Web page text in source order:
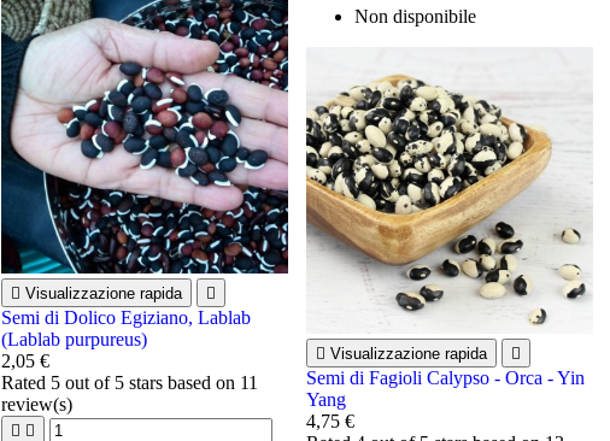
 Visualizzazione rapida 
Semi di Dolico Egiziano, Lablab
(Lablab purpureus)
2,05 €
Rated 5out of 5 stars based on 11
review(s)
 
Non disponibile
 Visualizzazione rapida 
Semi di Fagioli Calypso - Orca - Yin
Yang
4,75 €